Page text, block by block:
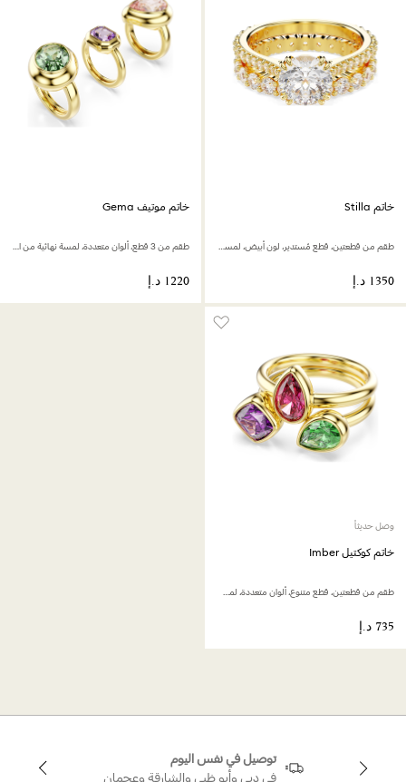
خاتم Stilla
طقم من قطعتين، قطع مُستدير، لون أبيض، لمسة نهائية من الذهب عيار 18 قيراط
خاتم موتيف Gema
طقم من 3 قطع، ألوان متعددة، لمسة نهائية من الذهب عيار 18 قيراط
وصل حديثاً
خاتم كوكتيل Imber
طقم من قطعتين، قطع متنوع، ألوان متعددة، لمسة نهائية من الذهب عيار 18 قيراط
توصيل في نفس اليوم
في دبي وأبو ظبي والشارقة وعجمان